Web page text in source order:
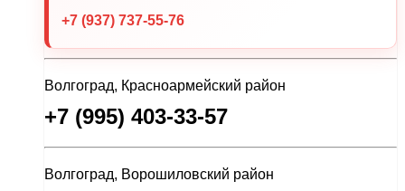
+7 (937) 737-55-76
Волгоград, Красноармейский район
+7 (995) 403-33-57
Волгоград, Ворошиловский район